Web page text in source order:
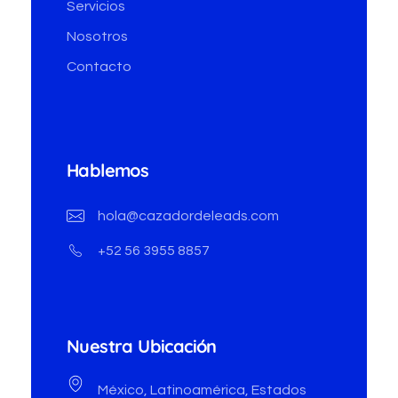
Servicios
Nosotros
Contacto
Hablemos
hola@cazadordeleads.com
+52 56 3955 8857
Nuestra Ubicación
México, Latinoamérica, Estados